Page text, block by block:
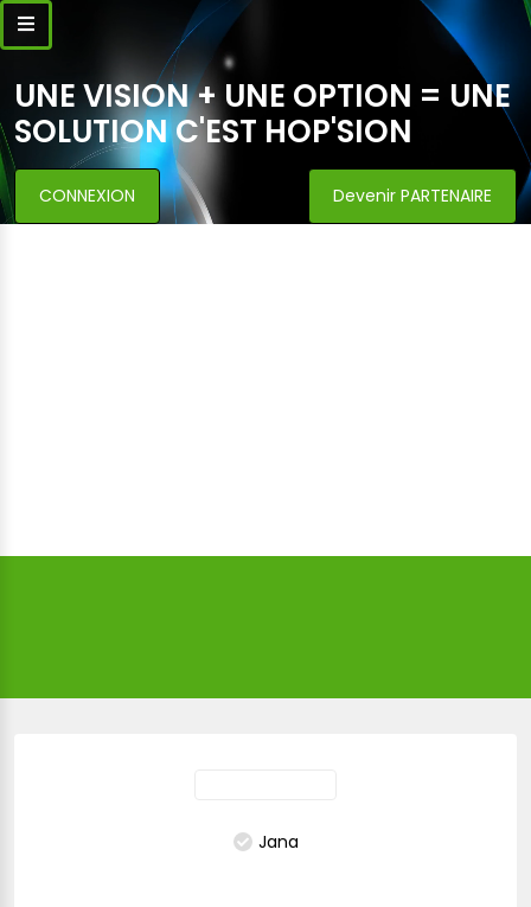
UNE VISION + UNE OPTION = UNE
SOLUTION C'EST HOP'SION
CONNEXION Devenir PARTENAIRE
Jana